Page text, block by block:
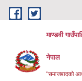
Skip to main content
माण्डवी
नेपाल
"समाजबादको